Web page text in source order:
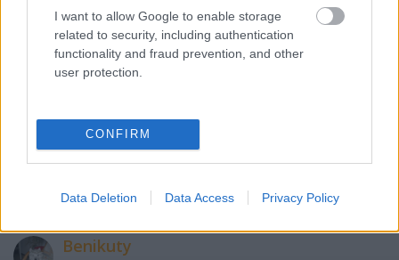
I want to allow Google to enable storage
related to security, including authentication
functionality and fraud prevention, and other
user protection.
CONFIRM
Data Deletion Data Access Privacy Policy
VAGY
Benikuty